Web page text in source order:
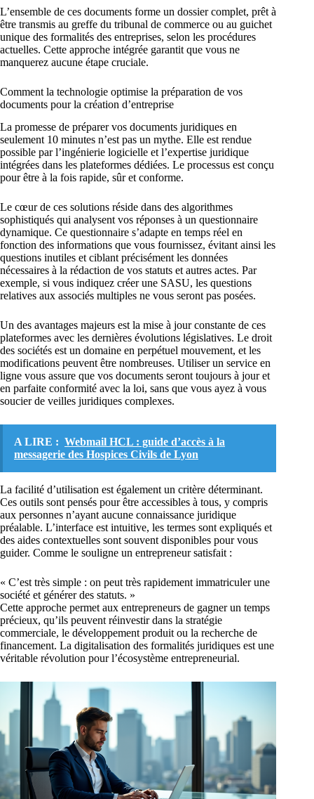
L’ensemble de ces documents forme un dossier complet, prêt à
être transmis au greffe du tribunal de commerce ou au guichet
unique des formalités des entreprises, selon les procédures
actuelles. Cette approche intégrée garantit que vous ne
manquerez aucune étape cruciale.
Comment la technologie optimise la préparation de vos
documents pour la création d’entreprise
La promesse de préparer vos documents juridiques en
seulement 10 minutes n’est pas un mythe. Elle est rendue
possible par l’ingénierie logicielle et l’expertise juridique
intégrées dans les plateformes dédiées. Le processus est conçu
pour être à la fois rapide, sûr et conforme.
Le cœur de ces solutions réside dans des algorithmes
sophistiqués qui analysent vos réponses à un questionnaire
dynamique. Ce questionnaire s’adapte en temps réel en
fonction des informations que vous fournissez, évitant ainsi les
questions inutiles et ciblant précisément les données
nécessaires à la rédaction de vos statuts et autres actes. Par
exemple, si vous indiquez créer une SASU, les questions
relatives aux associés multiples ne vous seront pas posées.
Un des avantages majeurs est la mise à jour constante de ces
plateformes avec les dernières évolutions législatives. Le droit
des sociétés est un domaine en perpétuel mouvement, et les
modifications peuvent être nombreuses. Utiliser un service en
ligne vous assure que vos documents seront toujours à jour et
en parfaite conformité avec la loi, sans que vous ayez à vous
soucier de veilles juridiques complexes.
A LIRE : Webmail HCL : guide d’accès à la
messagerie des Hospices Civils de Lyon
La facilité d’utilisation est également un critère déterminant.
Ces outils sont pensés pour être accessibles à tous, y compris
aux personnes n’ayant aucune connaissance juridique
préalable. L’interface est intuitive, les termes sont expliqués et
des aides contextuelles sont souvent disponibles pour vous
guider. Comme le souligne un entrepreneur satisfait :
« C’est très simple : on peut très rapidement immatriculer une
société et générer des statuts. »
Cette approche permet aux entrepreneurs de gagner un temps
précieux, qu’ils peuvent réinvestir dans la stratégie
commerciale, le développement produit ou la recherche de
financement. La digitalisation des formalités juridiques est une
véritable révolution pour l’écosystème entrepreneurial.